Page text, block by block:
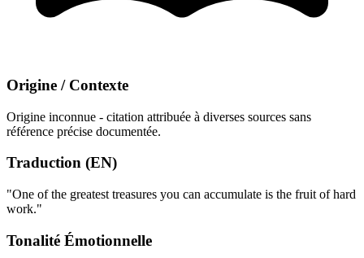
Origine / Contexte
Origine inconnue - citation attribuée à diverses sources sans
référence précise documentée.
Traduction (EN)
"One of the greatest treasures you can accumulate is the fruit of hard
work."
Tonalité Émotionnelle